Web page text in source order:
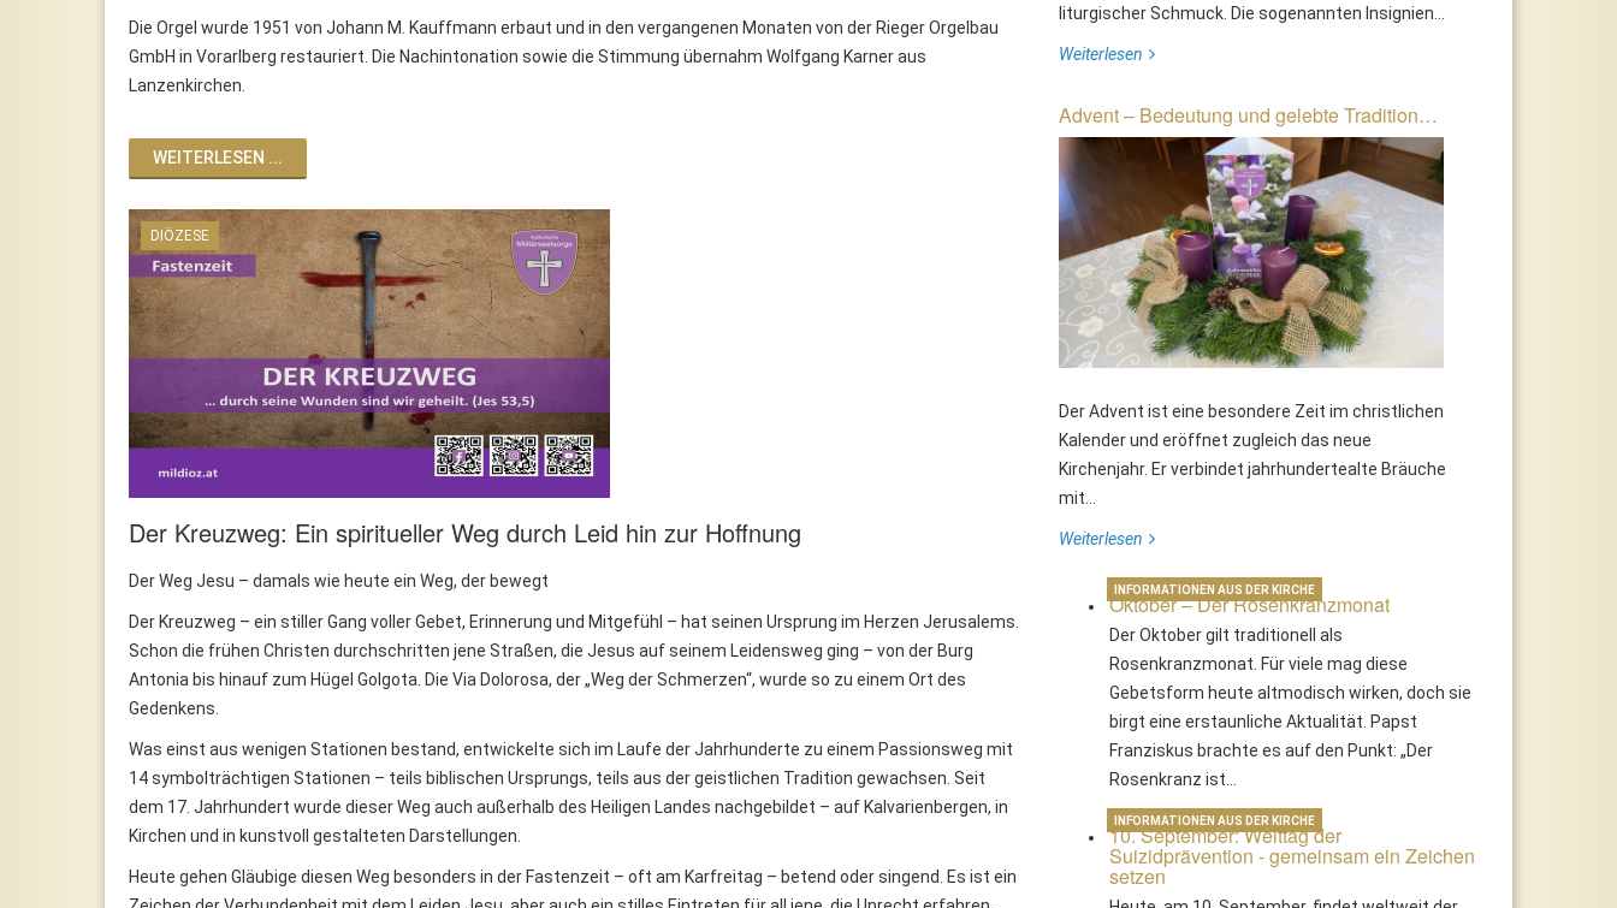
Die Orgel wurde 1951 von Johann M. Kauffmann erbaut und in den vergangenen Monaten von der Rieger Orgelbau
GmbH in Vorarlberg restauriert. Die Nachintonation sowie die Stimmung übernahm Wolfgang Karner aus
Lanzenkirchen.
WEITERLESEN ...
DIÖZESE
Der Kreuzweg: Ein spiritueller Weg durch Leid hin zur Hoffnung
Der Weg Jesu – damals wie heute ein Weg, der bewegt
Der Kreuzweg – ein stiller Gang voller Gebet, Erinnerung und Mitgefühl – hat seinen Ursprung im Herzen Jerusalems.
Schon die frühen Christen durchschritten jene Straßen, die Jesus auf seinem Leidensweg ging – von der Burg
Antonia bis hinauf zum Hügel Golgota. Die Via Dolorosa, der „Weg der Schmerzen“, wurde so zu einem Ort des
Gedenkens.
Was einst aus wenigen Stationen bestand, entwickelte sich im Laufe der Jahrhunderte zu einem Passionsweg mit
14 symbolträchtigen Stationen – teils biblischen Ursprungs, teils aus der geistlichen Tradition gewachsen. Seit
dem 17. Jahrhundert wurde dieser Weg auch außerhalb des Heiligen Landes nachgebildet – auf Kalvarienbergen, in
Kirchen und in kunstvoll gestalteten Darstellungen.
Heute gehen Gläubige diesen Weg besonders in der Fastenzeit – oft am Karfreitag – betend oder singend. Es ist ein
liturgischer Schmuck. Die sogenannten Insignien...
Weiterlesen
Advent – Bedeutung und gelebte Tradition…
Der Advent ist eine besondere Zeit im christlichen
Kalender und eröffnet zugleich das neue
Kirchenjahr. Er verbindet jahrhundertealte Bräuche
mit...
Weiterlesen
Oktober – Der Rosenkranzmonat
Der Oktober gilt traditionell als
Rosenkranzmonat. Für viele mag diese
Gebetsform heute altmodisch wirken, doch sie
birgt eine erstaunliche Aktualität. Papst
Franziskus brachte es auf den Punkt: „Der
Rosenkranz ist…
INFORMATIONEN AUS DER KIRCHE
10. September: Welttag der
Suizidprävention - gemeinsam ein Zeichen
setzen
INFORMATIONEN AUS DER KIRCHE